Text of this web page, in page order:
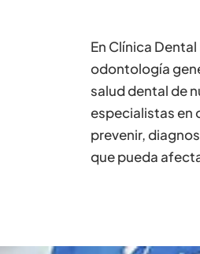
En Clínica
odontología
salud dental de
especialistas en
prevenir,
que pueda